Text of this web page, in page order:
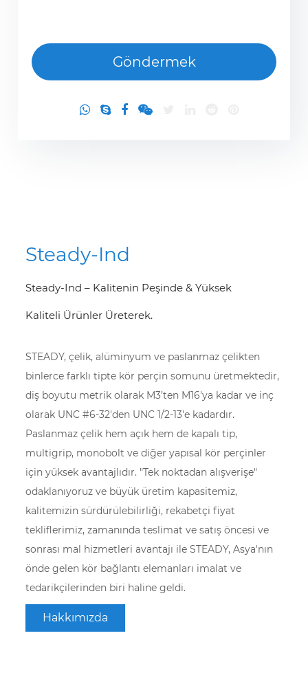
Steady-Ind
Steady-Ind – Kalitenin Peşinde & Yüksek
Kaliteli Ürünler Üreterek.
STEADY, çelik, alüminyum ve paslanmaz çelikten
binlerce farklı tipte kör perçin somunu üretmektedir,
diş boyutu metrik olarak M3’ten M16'ya kadar ve inç
olarak UNC #6-32'den UNC 1/2-13'e kadardır.
Paslanmaz çelik hem açık hem de kapalı tip,
multigrip, monobolt ve diğer yapısal kör perçinler
için yüksek avantajlıdır. "Tek noktadan alışverişe"
odaklanıyoruz ve büyük üretim kapasitemiz,
kalitemizin sürdürülebilirliği, rekabetçi fiyat
tekliflerimiz, zamanında teslimat ve satış öncesi ve
sonrası mal hizmetleri avantajı ile STEADY, Asya'nın
önde gelen kör bağlantı elemanları imalat ve
tedarikçilerinden biri haline geldi.
Hakkımızda